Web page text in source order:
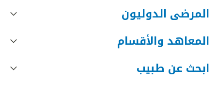
المرضى الدوليون
المعاهد والأقسام
ابحث عن طبيب